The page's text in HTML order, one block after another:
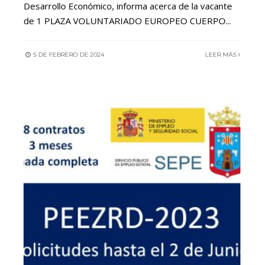
Desarrollo Económico, informa acerca de la vacante
de 1 PLAZA VOLUNTARIADO EUROPEO CUERPO...
5 DE FEBRERO DE 2024 LEER MÁS